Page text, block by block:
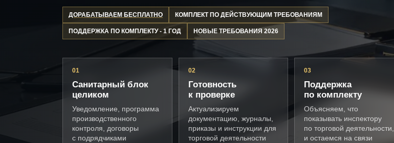
ДОРАБАТЫВАЕМ БЕСПЛАТНО КОМПЛЕКТ ПО ДЕЙСТВУЮЩИМ ТРЕБОВАНИЯМ
ПОДДЕРЖКА ПО КОМПЛЕКТУ - 1 ГОД НОВЫЕ ТРЕБОВАНИЯ 2026
01
Санитарный блок
целиком
Уведомление, программа
производственного
контроля, договоры
с подрядчиками
02
Готовность
к проверке
Актуализируем
документацию, журналы,
приказы и инструкции для
торговой деятельности
03
Поддержка
по комплекту
Объясняем, что
показывать инспектору
по торговой деятельности,
и остаемся на связи